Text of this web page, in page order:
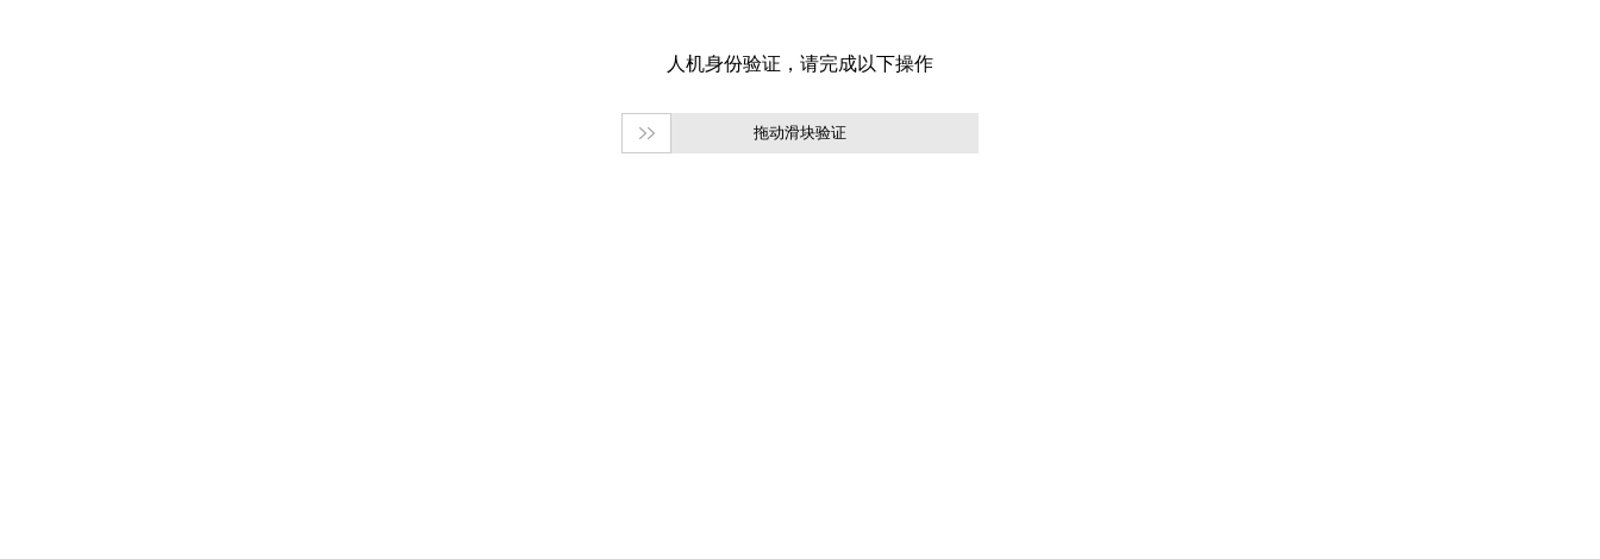
拖动滑块验证